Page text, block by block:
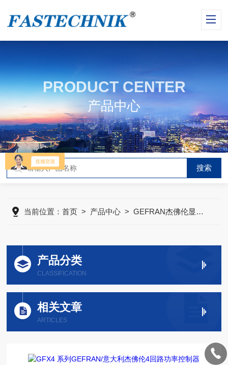
PRODUCT CENTER
产品中心
当前位置：首页 > 产品中心 >GEFRAN杰佛伦显示控制仪表
产品分类
CLASSIFICATION
相关文章
ARTICLES